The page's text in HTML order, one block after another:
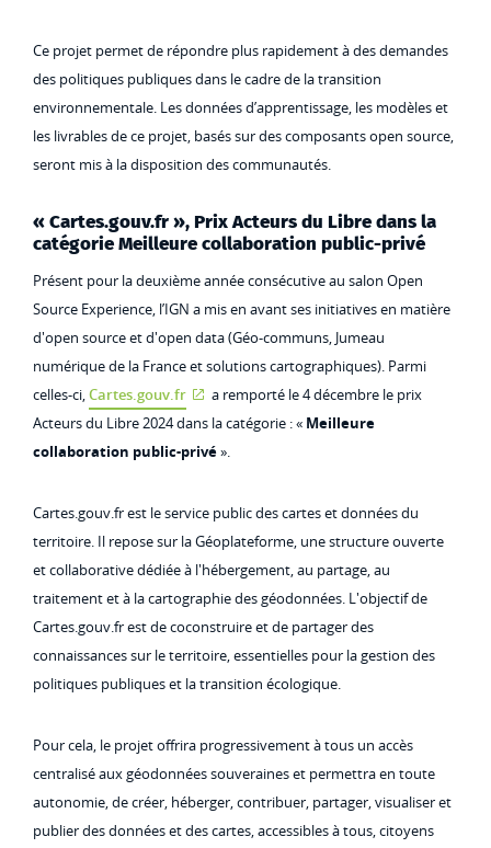
Ce projet permet de répondre plus rapidement à des demandes
des politiques publiques dans le cadre de la transition
environnementale. Les données d’apprentissage, les modèles et
les livrables de ce projet, basés sur des composants open source,
seront mis à la disposition des communautés.
« Cartes.gouv.fr », Prix Acteurs du Libre dans la
catégorie Meilleure collaboration public-privé
Présent pour la deuxième année consécutive au salon Open
Source Experience, l’IGN a mis en avant ses initiatives en matière
d'open source et d'open data (Géo-communs, Jumeau
numérique de la France et solutions cartographiques). Parmi
celles-ci,Cartes.gouv.fr
a remporté le 4 décembre le prix
Acteurs du Libre 2024 dans la catégorie : « Meilleure
collaboration public-privé».
Cartes.gouv.fr est le service public des cartes et données du
territoire. Il repose sur la Géoplateforme, une structure ouverte
et collaborative dédiée à l'hébergement, au partage, au
traitement et à la cartographie des géodonnées. L'objectif de
Cartes.gouv.fr est de coconstruire et de partager des
connaissances sur le territoire, essentielles pour la gestion des
politiques publiques et la transition écologique.
Pour cela, le projet offrira progressivement à tous un accès
centralisé aux géodonnées souveraines et permettra en toute
autonomie, de créer, héberger, contribuer, partager, visualiser et
publier des données et des cartes, accessibles à tous, citoyens